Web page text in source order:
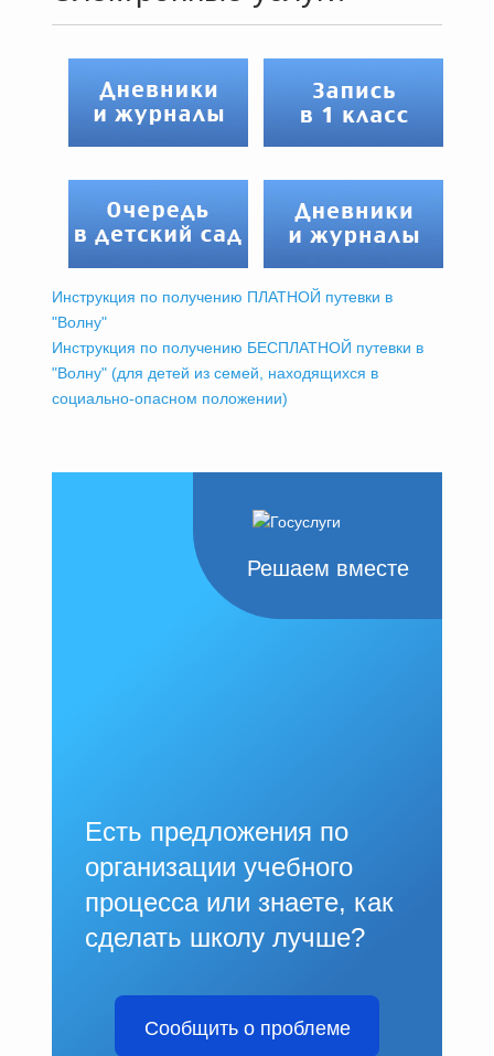
Инструкция по получению ПЛАТНОЙ путевки в
"Волну"
Инструкция по получению БЕСПЛАТНОЙ путевки в
"Волну" (для детей из семей, находящихся в
социально-опасном положении)
Решаем вместе
Есть предложения по
организации учебного
процесса или знаете, как
сделать школу лучше?
Сообщить о проблеме